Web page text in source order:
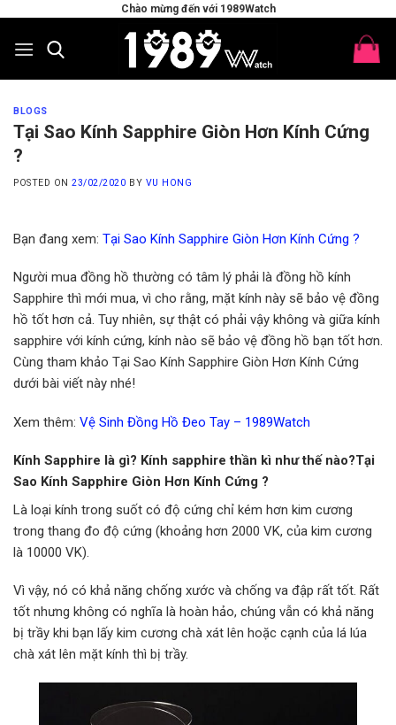
content
Chào mừng đến với 1989Watch
BLOGS
Tại Sao Kính Sapphire Giòn Hơn Kính Cứng
?
POSTED ON23/02/2020 BY VU HONG
Bạn đang xem: Tại Sao Kính Sapphire Giòn Hơn Kính Cứng ?
Người mua đồng hồ thường có tâm lý phải là đồng hồ kính
Sapphire thì mới mua, vì cho rằng, mặt kính này sẽ bảo vệ đồng
hồ tốt hơn cả. Tuy nhiên, sự thật có phải vậy không và giữa kính
sapphire với kính cứng, kính nào sẽ bảo vệ đồng hồ bạn tốt hơn.
Cùng tham khảo Tại Sao Kính Sapphire Giòn Hơn Kính Cứng
dưới bài viết này nhé!
Xem thêm: Vệ Sinh Đồng Hồ Đeo Tay – 1989Watch
Kính Sapphire là gì? Kính sapphire thần kì như thế nào?Tại
Sao Kính Sapphire Giòn Hơn Kính Cứng ?
Là loại kính trong suốt có độ cứng chỉ kém hơn kim cương
trong thang đo độ cứng (khoảng hơn 2000 VK, của kim cương
là 10000 VK).
Vì vậy, nó có khả năng chống xước và chống va đập rất tốt. Rất
tốt nhưng không có nghĩa là hoàn hảo, chúng vẫn có khả năng
bị trầy khi bạn lấy kim cương chà xát lên hoặc cạnh của lá lúa
chà xát lên mặt kính thì bị trầy.